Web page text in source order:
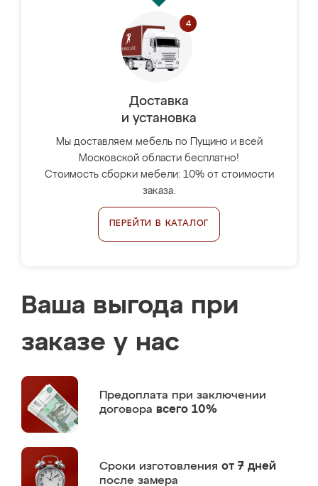
Доставка
и установка
Мы доставляем мебель по Пущино и всей
Московской области бесплатно!
Стоимость сборки мебели: 10% от стоимости
заказа.
ПЕРЕЙТИ В КАТАЛОГ
Ваша выгода при
заказе у нас
Предоплата при заключении
договора всего 10%
Сроки изготовления от 7 дней
после замера